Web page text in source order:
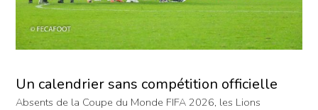
Un calendrier sans compétition officielle
Absents de la Coupe du Monde FIFA 2026, les Lions